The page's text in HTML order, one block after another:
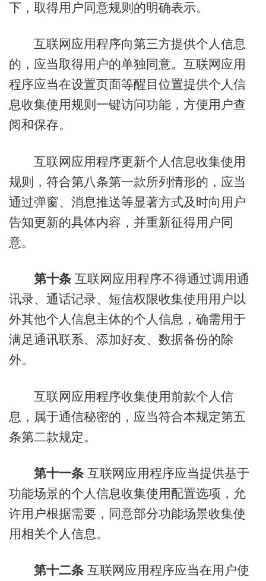
下，取得用户同意规则的明确表示。
互联网应用程序向第三方提供个人信息
的，应当取得用户的单独同意。互联网应用
程序应当在设置页面等醒目位置提供个人信
息收集使用规则一键访问功能，方便用户查
阅和保存。
互联网应用程序更新个人信息收集使用
规则，符合第八条第一款所列情形的，应当
通过弹窗、消息推送等显著方式及时向用户
告知更新的具体内容，并重新征得用户同
意。
第十条互联网应用程序不得通过调用通
讯录、通话记录、短信权限收集使用用户以
外其他个人信息主体的个人信息，确需用于
满足通讯联系、添加好友、数据备份的除
外。
互联网应用程序收集使用前款个人信
息，属于通信秘密的，应当符合本规定第五
条第二款规定。
第十一条互联网应用程序应当提供基于
功能场景的个人信息收集使用配置选项，允
许用户根据需要，同意部分功能场景收集使
用相关个人信息。
第十二条互联网应用程序应当在用户使